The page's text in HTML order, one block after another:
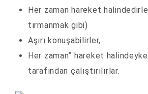
Her zaman hareket
tırmanmak gibi)
Aşırı konuşabilirler,
Her zaman” hareket
tarafından çalıştırılırlar.